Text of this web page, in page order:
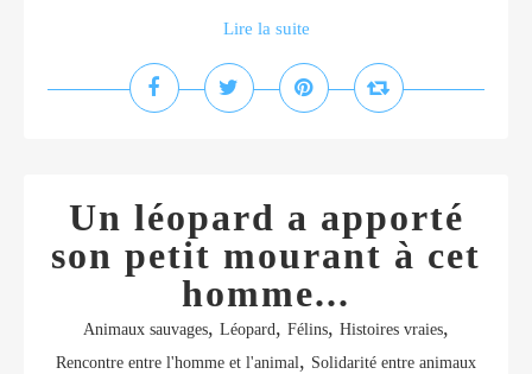
Lire la suite
Un léopard a apporté
son petit mourant à cet
homme...
Animaux sauvages, Léopard, Félins, Histoires vraies,
Rencontre entre l'homme et l'animal, Solidarité entre animaux